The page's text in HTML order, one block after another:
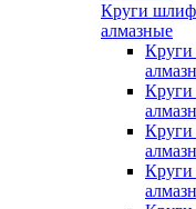
Круги
алмазные